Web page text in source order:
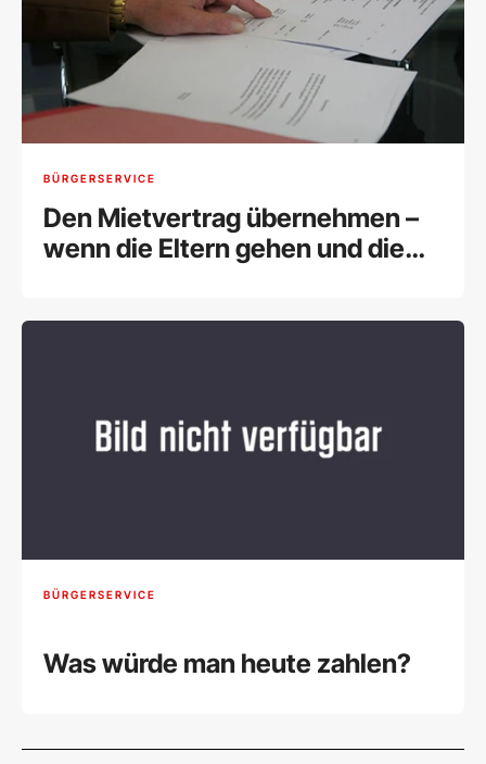
BÜRGERSERVICE
Den Mietvertrag übernehmen –
wenn die Eltern gehen und die
BÜRGERSERVICE
Was würde man heute zahlen?